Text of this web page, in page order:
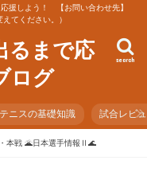
援しよう！ 【お問い合わせ先】
てください。）
るまで応
ログ
search
テニスの基礎知識 試合レビ
本戦 🌋日本選手情報Ⅱ🌊